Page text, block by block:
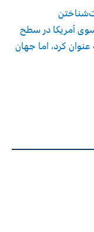
آمریکا در سطح
کرد، اما جهان